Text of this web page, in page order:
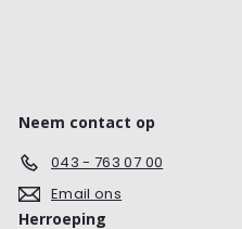
Neem contact op
043 - 763 07 00
Email ons
Herroeping